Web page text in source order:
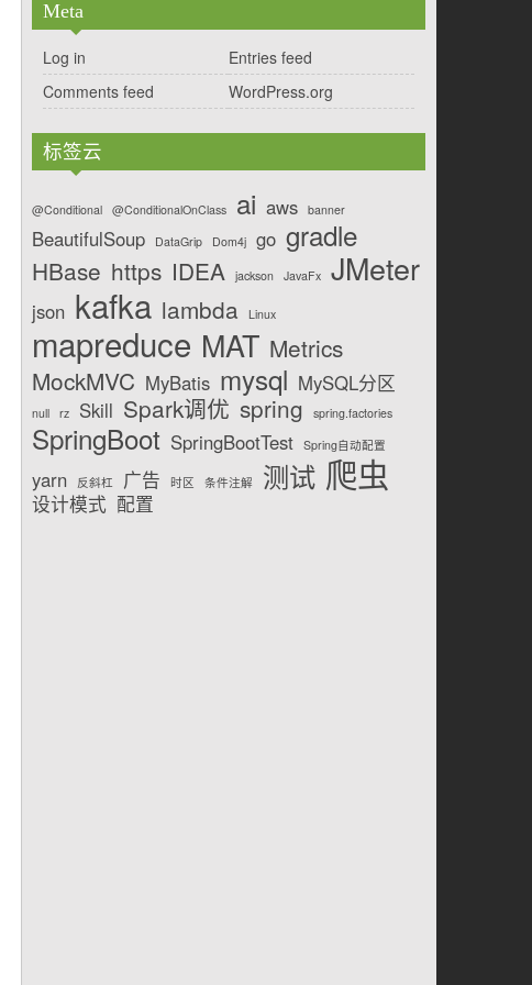
Meta
Log in
Entries feed
Comments feed
WordPress.org
标签云
@Conditional @ConditionalOnClass ai aws banner
BeautifulSoup DataGrip Dom4j go gradle
HBase https IDEA jackson JavaFx JMeter
json kafka lambda Linux
mapreduce MAT Metrics
MockMVC MyBatis mysql MySQL分区
null rz Skill Spark调优 spring spring.factories
SpringBoot SpringBootTest Spring自动配置
yarn 反斜杠 广告 时区 条件注解 测试 爬虫
设计模式 配置